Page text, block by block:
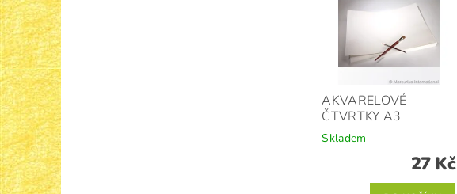
AKVARELOVÉ
ČTVRTKY A3
Skladem
27 Kč